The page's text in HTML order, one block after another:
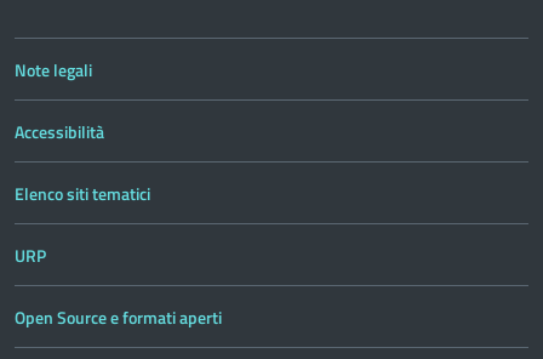
Note legali
Accessibilità
Elenco siti tematici
URP
Open Source e formati aperti